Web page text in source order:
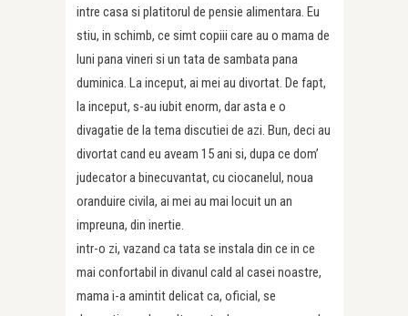
intre casa si platitorul de pensie alimentara. Eu
stiu, in schimb, ce simt copiii care au o mama de
luni pana vineri si un tata de sambata pana
duminica. La inceput, ai mei au divortat. De fapt,
la inceput, s-au iubit enorm, dar asta e o
divagatie de la tema discutiei de azi. Bun, deci au
divortat cand eu aveam 15 ani si, dupa ce dom’
judecator a binecuvantat, cu ciocanelul, noua
oranduire civila, ai mei au mai locuit un an
impreuna, din inertie.
intr-o zi, vazand ca tata se instala din ce in ce
mai confortabil in divanul cald al casei noastre,
mama i-a amintit delicat ca, oficial, se